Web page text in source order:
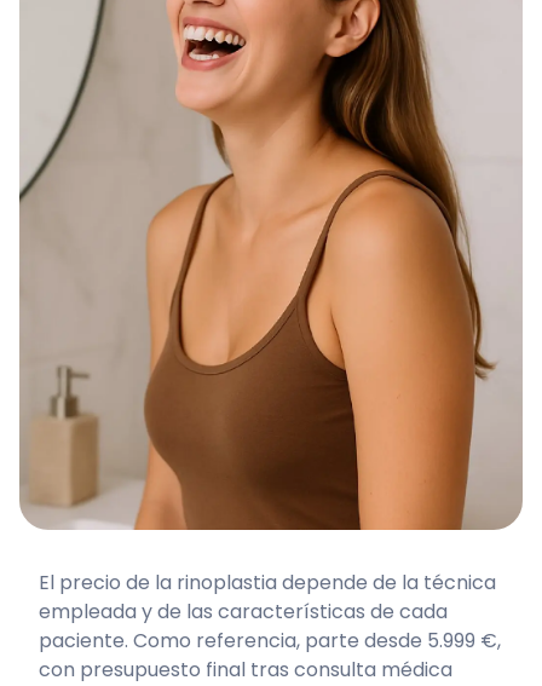
El precio de la rinoplastia depende de la técnica
empleada y de las características de cada
paciente. Como referencia, parte desde 5.999 €,
con presupuesto final tras consulta médica